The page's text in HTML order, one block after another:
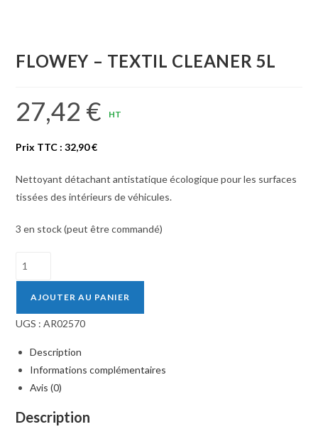
FLOWEY – TEXTIL CLEANER 5L
27,42 € HT
Prix TTC :32,90€
Nettoyant détachant antistatique écologique pour les surfaces
tissées des intérieurs de véhicules.
3 en stock (peut être commandé)
quantité
FLOWEY
-
TEXTIL
CLEANER
5L
AJOUTER AU PANIER
UGS :AR02570
Description
Informations complémentaires
Avis (0)
Description